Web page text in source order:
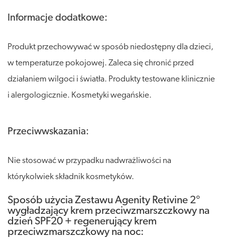
Informacje dodatkowe:
Produkt przechowywać w sposób niedostępny dla dzieci,
w temperaturze pokojowej. Zaleca się chronić przed
działaniem wilgoci i światła. Produkty testowane klinicznie
i alergologicznie. Kosmetyki wegańskie.
Przeciwwskazania:
Nie stosować w przypadku nadwrażliwości na
którykolwiek składnik kosmetyków.
Sposób użycia Zestawu Agenity Retivine 2°
wygładzający krem przeciwzmarszczkowy na
dzień SPF20 + regenerujący krem
przeciwzmarszczkowy na noc: